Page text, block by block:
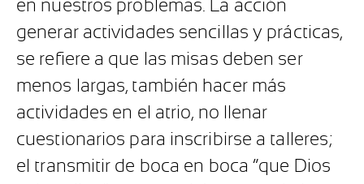
en nuestros problemas. La acción
generar actividades sencillas y prácticas,
se refiere a que las misas deben ser
menos largas, también hacer más
actividades en el atrio, no llenar
cuestionarios para inscribirse a talleres;
el transmitir de boca en boca “que Dios